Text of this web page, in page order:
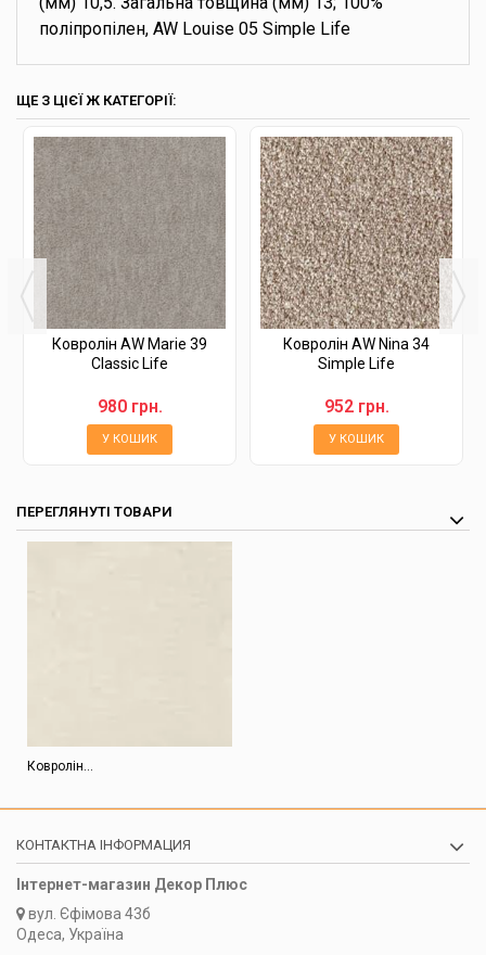
поліпропілен, AW Louise 05 Simple Life
ЩЕ З ЦІЄЇ Ж КАТЕГОРІЇ:
Ковролін AW Marie 39
Classic Life
980 грн.
У КОШИК
Ковролін AW Nina 34
Simple Life
952 грн.
У КОШИК
ПЕРЕГЛЯНУТІ ТОВАРИ
Ковролін...
КОНТАКТНА ІНФОРМАЦИЯ
Інтернет-магазин Декор Плюс
вул. Єфімова 43б
Одеса, Україна